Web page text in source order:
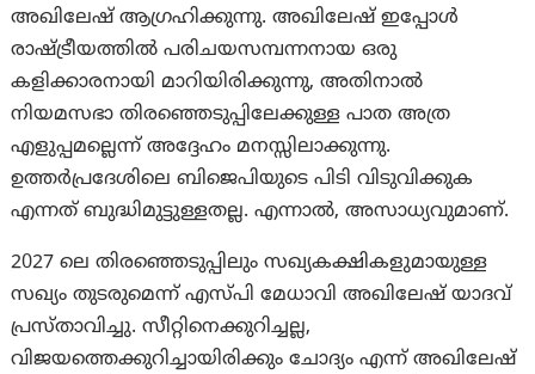
അഖിലേഷ് ആഗ്രഹിക്കുന്നു. അഖിലേഷ് ഇപ്പോൾ
രാഷ്ട്രീയത്തിൽ പരിചയസമ്പന്നനായ ഒരു
കളിക്കാരനായി മാറിയിരിക്കുന്നു, അതിനാൽ
നിയമസഭാ തിരഞ്ഞെടുപ്പിലേക്കുള്ള പാത അത്ര
എളുപ്പമല്ലെന്ന് അദ്ദേഹം മനസ്സിലാക്കുന്നു.
ഉത്തർപ്രദേശിലെ ബിജെപിയുടെ പിടി വിടുവിക്കുക
എന്നത് ബുദ്ധിമുട്ടുള്ളതല്ല. എന്നാല്‍, അസാധ്യവുമാണ്.
2027 ലെ തിരഞ്ഞെടുപ്പിലും സഖ്യകക്ഷികളുമായുള്ള
സഖ്യം തുടരുമെന്ന് എസ്പി മേധാവി അഖിലേഷ് യാദവ്
പ്രസ്താവിച്ചു. സീറ്റിനെക്കുറിച്ചല്ല,
വിജയത്തെക്കുറിച്ചായിരിക്കും ചോദ്യം എന്ന് അഖിലേഷ്